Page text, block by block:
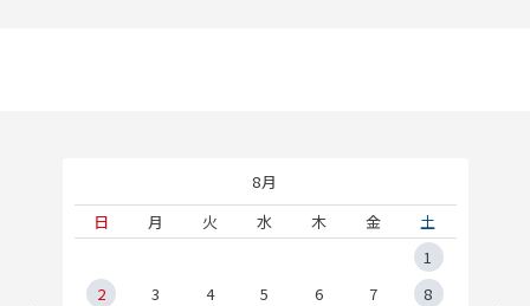
8月
日
月 火 水 木 金
土
1
2
3 4 5 6 7
8